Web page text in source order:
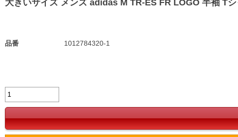
大きいサイズ メンズ adidas M TR-ES FR LOGO 半袖 T
品番 1012784320-1